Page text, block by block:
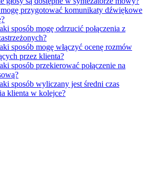
przygotować komunikaty dźwiękowe
sposób mogę odrzucić połączenia z
sposób mogę włączyć ocenę rozmów
przez klienta?
sposób przekierować połączenie na
sposób wyliczany jest średni czas
klienta w kolejce?